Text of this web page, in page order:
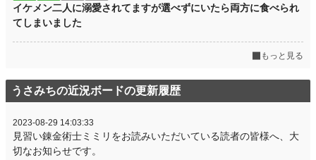
イケメン二人に溺愛されてますが選べずにいたら両方に食べられ
てしまいました
もっと見る
うさみちの近況ボードの更新履歴
2023-08-29 14:03:33
見習い錬金術士ミミリをお読みいただいている読者の皆様へ、大
切なお知らせです。